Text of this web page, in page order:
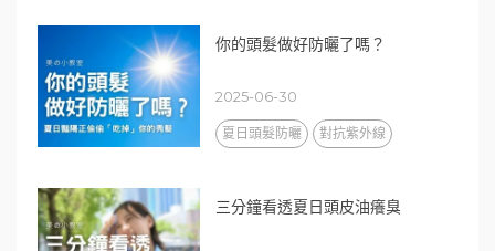
你的頭髮做好防曬了嗎？
2025-06-30
夏日頭髮防曬 對抗紫外線
三分鐘看透夏日頭皮油癢臭